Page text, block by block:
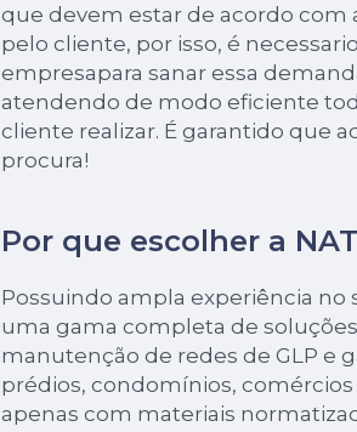
que devem estar de acordo com
pelo cliente, por isso, é
empresapara sanar essa
atendendo de modo eficiente
cliente realizar. É garantido que
procura!
Por que escolher a
Possuindo ampla experiência no
uma gama completa de
manutenção de redes de GLP e
prédios, condomínios,
apenas com materiais